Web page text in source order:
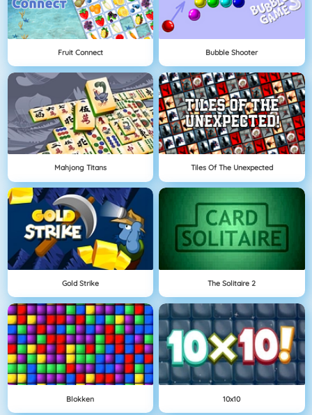
Fruit Connect Bubble Shooter
Mahjong Titans Tiles Of The Unexpected
Gold Strike The Solitaire 2
Blokken 10x10